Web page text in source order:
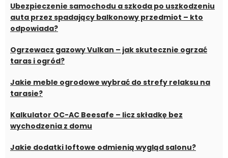
Ubezpieczenie samochodu a szkoda po uszkodzeniu
auta przez spadający balkonowy przedmiot – kto
odpowiada?
Ogrzewacz gazowy Vulkan – jak skutecznie ogrzać
taras i ogród?
Jakie meble ogrodowe wybrać do strefy relaksu na
tarasie?
Kalkulator OC-AC Beesafe – licz składkę bez
wychodzenia z domu
Jakie dodatki loftowe odmienią wygląd salonu?